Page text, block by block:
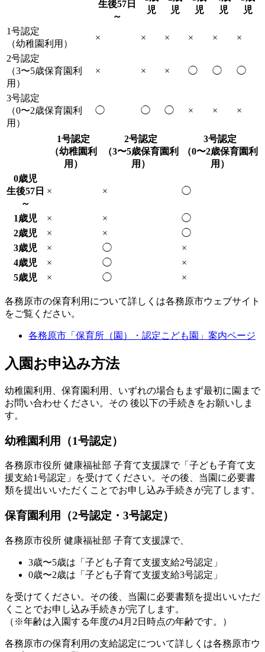
生後57日
～
児
児
児
児
児
1号認定
（幼稚園利用）
× × × × × ×
2号認定
（3〜5歳保育園利
用）
× × × ◯ ◯ ◯
3号認定
（0〜2歳保育園利
用）
◯ ◯ ◯ × × ×
1号認定
（幼稚園利
用）
2号認定
（3〜5歳保育園利
用）
3号認定
（0〜2歳保育園利
用）
0歳児
生後57日
～
× × ◯
1歳児 × ×
◯
2歳児
× ×
◯
3歳児
× ◯
×
4歳児
× ◯
×
5歳児
× ◯ ×
各務原市の保育利用について詳しくは各務原市ウェブサイト
をご覧ください。
各務原市「保育所（園）・認定こども園」案内ページ
入園お申込み方法
幼稚園利用、保育園利用、いずれの場合もまず最初に園まで
お問い合わせください。その 後以下の手続きをお願いしま
す。
幼稚園利用（1号認定）
各務原市役所 健康福祉部 子育て支援課で「子ども子育て支
援支給1号認定」を受けてください。その後、当園に必要書
類を提出いいただくことでお申し込み手続きが完了します。
保育園利用（2号認定・3号認定）
各務原市役所 健康福祉部 子育て支援課で、
3歳〜5歳は「子ども子育て支援支給2号認定」
0歳〜2歳は「子ども子育て支援支給3号認定」
を受けてください。その後、当園に必要書類を提出いいただ
くことでお申し込み手続きが完了します。
（※年齢は入園する年度の4月2日時点の年齢です。）
各務原市の保育利用の支給認定について詳しくは各務原市ウ